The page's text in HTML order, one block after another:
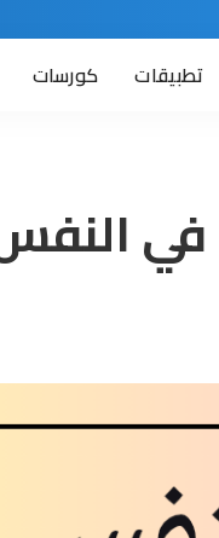
تطبيقات كورسات
النفس